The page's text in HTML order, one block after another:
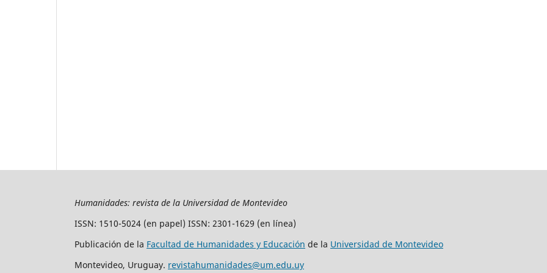
Humanidades: revista de la Universidad de Montevideo
ISSN: 1510-5024 (en papel) ISSN: 2301-1629 (en línea)
Publicación de la Facultad de Humanidades y Educación de la Universidad de Montevideo
Montevideo, Uruguay. revistahumanidades@um.edu.uy